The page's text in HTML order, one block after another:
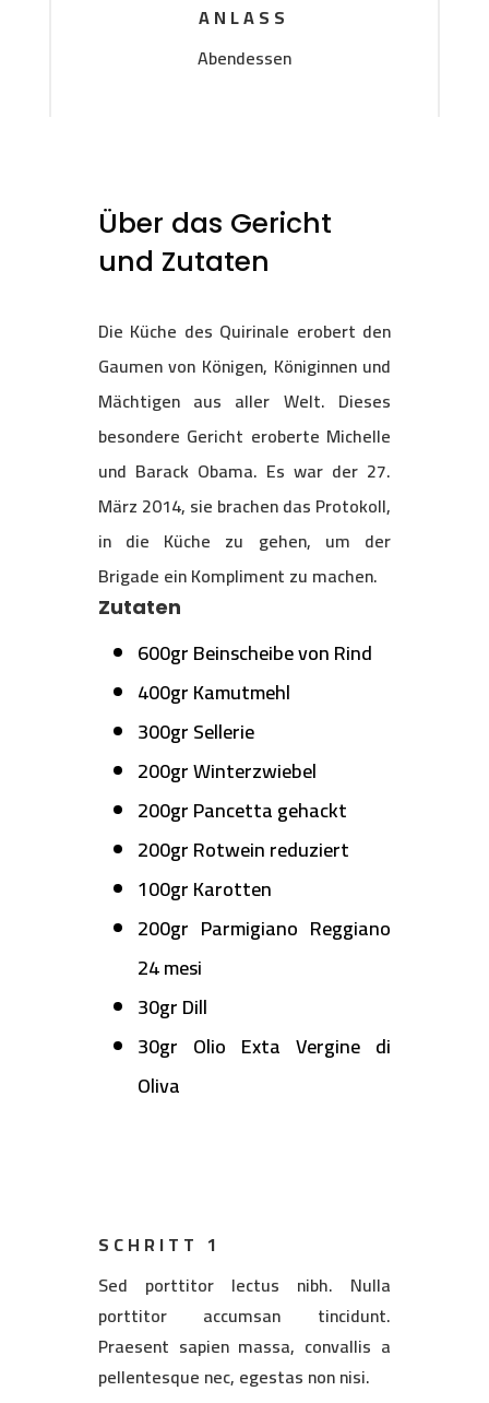
ANLASS
Abendessen
Über das Gericht
und Zutaten
Die Küche des Quirinale erobert den
Gaumen von Königen, Königinnen und
Mächtigen aus aller Welt. Dieses
besondere Gericht eroberte Michelle
und Barack Obama. Es war der 27.
März 2014, sie brachen das Protokoll,
in die Küche zu gehen, um der
Brigade ein Kompliment zu machen.
Zutaten
600gr Beinscheibe von Rind
400gr Kamutmehl
300gr Sellerie
200gr Winterzwiebel
200gr Pancetta gehackt
200gr Rotwein reduziert
100gr Karotten
200gr Parmigiano Reggiano
24 mesi
30gr Dill
30gr Olio Exta Vergine di
Oliva
SCHRITT 1
Sed porttitor lectus nibh. Nulla
porttitor accumsan tincidunt.
Praesent sapien massa, convallis a
pellentesque nec, egestas non nisi.